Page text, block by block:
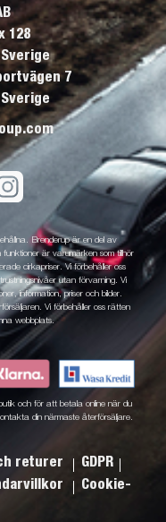
128
7
Brenderup är en del av
är varumärken som tillhör
cirkapriser. Vi förbehåller oss
utan förvarning. Vi
information, priser och bilder.
Vi förbehåller oss rätten
webbplats.
och för att betala online när du
din närmaste återförsäljare.
returer
GDPR
Cookie-